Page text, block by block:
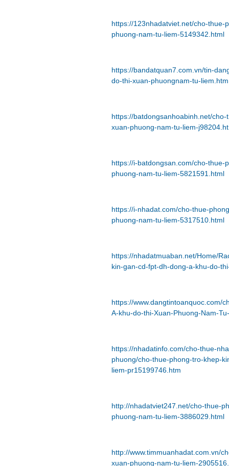
https://123nhadatviet.net/cho-
phuong-nam-tu-liem-5149342.html
https://bandatquan7.com.vn/tin-
do-thi-xuan-phuongnam-tu-liem.htm
https://batdongsanhoabinh.net/
xuan-phuong-nam-tu-liem-
https://i-batdongsan.com/cho-
phuong-nam-tu-liem-5821591.html
https://i-nhadat.com/cho-thue-
phuong-nam-tu-liem-5317510.html
https://nhadatmuaban.net/Home/
kin-gan-cd-fpt-dh-dong-a-khu-do-
https://www.dangtintoanquoc.com/
A-khu-do-thi-Xuan-Phuong-Nam-
https://nhadatinfo.com/cho-thue-
phuong/cho-thue-phong-tro-khep-
liem-pr15199746.htm
http://nhadatviet247.net/cho-thue-
phuong-nam-tu-liem-3886029.html
http://www.timmuanhadat.com.vn/
xuan-phuong-nam-tu-liem-